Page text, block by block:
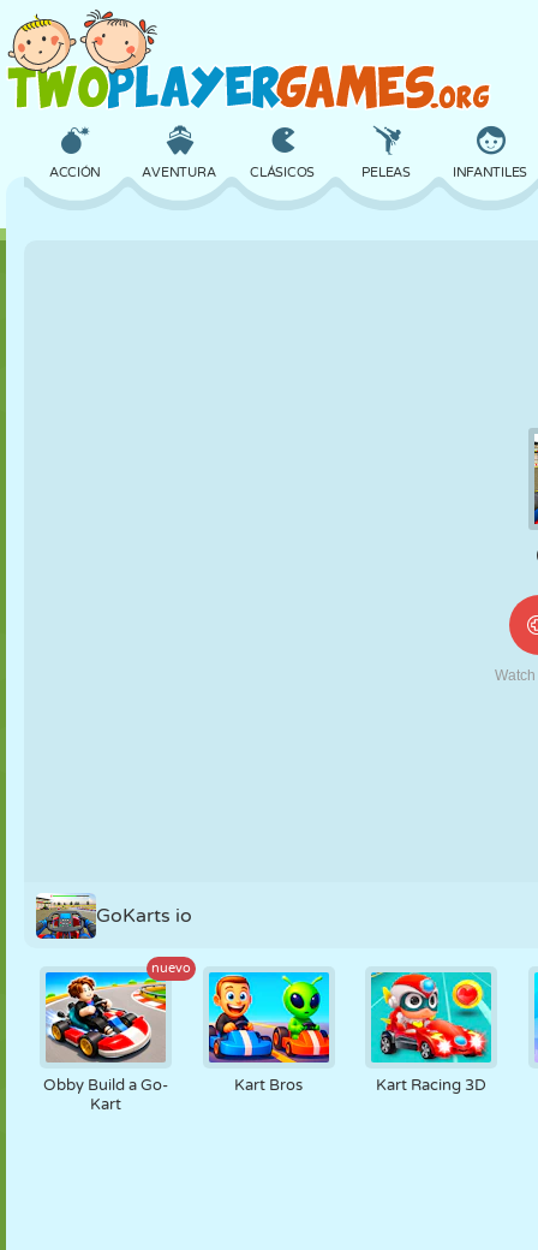
ACCIÓN AVENTURA CLÁSICOS PELEAS INFANTILES
GoKarts io
nuevo
Obby Build a Go-
Kart
Kart Bros Kart Racing 3D